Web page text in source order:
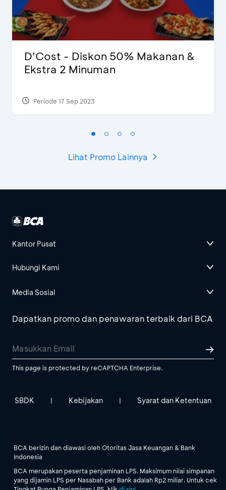
D’Cost - Diskon 50% Makanan &
Ekstra 2 Minuman
Periode 17 Sep 2023
Lihat Promo Lainnya
Kantor Pusat
Hubungi Kami
Media Sosial
Dapatkan promo dan penawaran terbaik dari BCA
This page is protected by reCAPTCHA Enterprise.
SBDK | Kebijakan | Syarat dan Ketentuan
BCA berizin dan diawasi oleh Otoritas Jasa Keuangan & Bank
Indonesia
BCA merupakan peserta penjaminan LPS. Maksimum nilai simpanan
yang dijamin LPS per Nasabah per Bank adalah Rp2 miliar. Untuk cek